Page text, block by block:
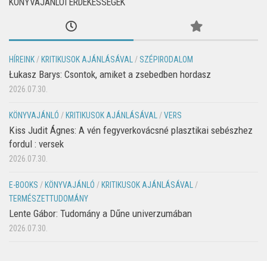
HÍREINK /KRITIKUSOK AJÁNLÁSÁVAL / SZÉPIRODALOM
Łukasz Barys: Csontok, amiket a zsebedben hordasz
2026.07.30.
KÖNYVAJÁNLÓ /KRITIKUSOK AJÁNLÁSÁVAL /VERS
Kiss Judit Ágnes: A vén fegyverkovácsné plasztikai sebészhez
fordul : versek
2026.07.30.
E-BOOKS /KÖNYVAJÁNLÓ /KRITIKUSOK AJÁNLÁSÁVAL /
TERMÉSZETTUDOMÁNY
Lente Gábor: Tudomány a Dűne univerzumában
2026.07.30.